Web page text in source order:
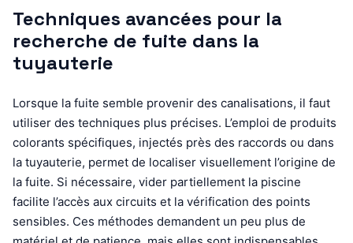
Techniques avancées pour la
recherche de fuite dans la
tuyauterie
Lorsque la fuite semble provenir des canalisations, il faut
utiliser des techniques plus précises. L’emploi de produits
colorants spécifiques, injectés près des raccords ou dans
la tuyauterie, permet de localiser visuellement l’origine de
la fuite. Si nécessaire, vider partiellement la piscine
facilite l’accès aux circuits et la vérification des points
sensibles. Ces méthodes demandent un peu plus de